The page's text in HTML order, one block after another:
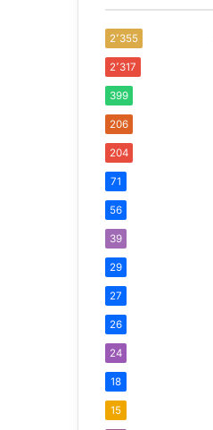
2٬355
2٬317
399
206
204
71
56
39
29
27
26
24
18
15